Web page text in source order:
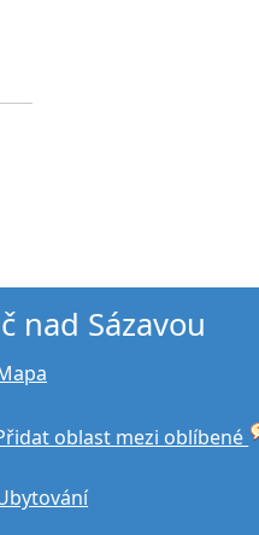
nad Sázavou
oblast mezi oblíbené